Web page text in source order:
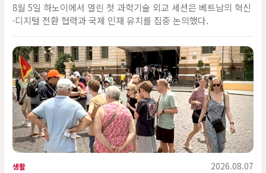
8월 5일 하노이에서 열린 첫 과학기술 외교 세션은 베트남의 혁신
·디지털 전환 협력과 국제 인재 유치를 집중 논의했다.
생활 2026.08.07